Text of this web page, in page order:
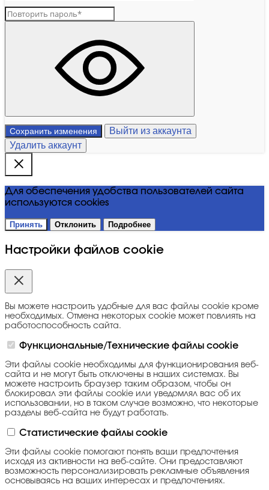
Сохранить изменения
Выйти из аккаунта
Удалить аккаунт
Для обеспечения удобства пользователей сайта
используются cookies
Принять Отклонить Подробнее
Настройки файлов cookie
Вы можете настроить удобные для вас файлы cookie кроме
необходимых. Отмена некоторых cookie может повлиять на
работоспособность сайта.
Функциональные/Технические файлы cookie
Эти файлы cookie необходимы для функционирования веб-
сайта и не могут быть отключены в наших системах. Вы
можете настроить браузер таким образом, чтобы он
блокировал эти файлы cookie или уведомлял вас об их
использовании, но в таком случае возможно, что некоторые
разделы веб-сайта не будут работать.
Статистические файлы cookie
Эти файлы cookie помогают понять ваши предпочтения
исходя из активности на веб-сайте. Они предоставляют
возможность персонализировать рекламные объявления
основываясь на ваших интересах и предпочтениях.